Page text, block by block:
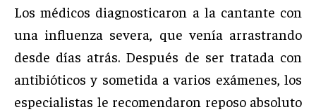
Los médicos diagnosticaron a la cantante con
una influenza severa, que venía arrastrando
desde días atrás. Después de ser tratada con
antibióticos y sometida a varios exámenes, los
especialistas le recomendaron reposo absoluto